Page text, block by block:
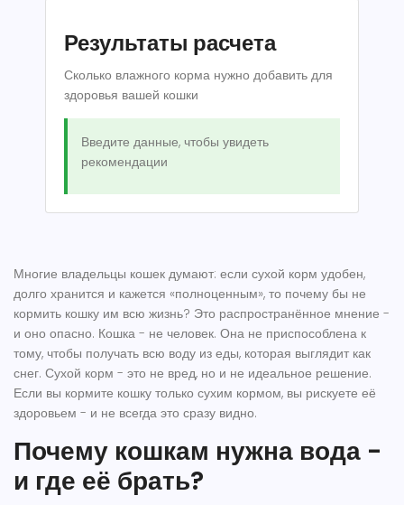
Результаты расчета
Сколько влажного корма нужно добавить для
здоровья вашей кошки
Введите данные, чтобы увидеть
рекомендации
Многие владельцы кошек думают: если сухой корм удобен,
долго хранится и кажется «полноценным», то почему бы не
кормить кошку им всю жизнь? Это распространённое мнение -
и оно опасно. Кошка - не человек. Она не приспособлена к
тому, чтобы получать всю воду из еды, которая выглядит как
снег. Сухой корм - это не вред, но и не идеальное решение.
Если вы кормите кошку только сухим кормом, вы рискуете её
здоровьем - и не всегда это сразу видно.
Почему кошкам нужна вода -
и где её брать?